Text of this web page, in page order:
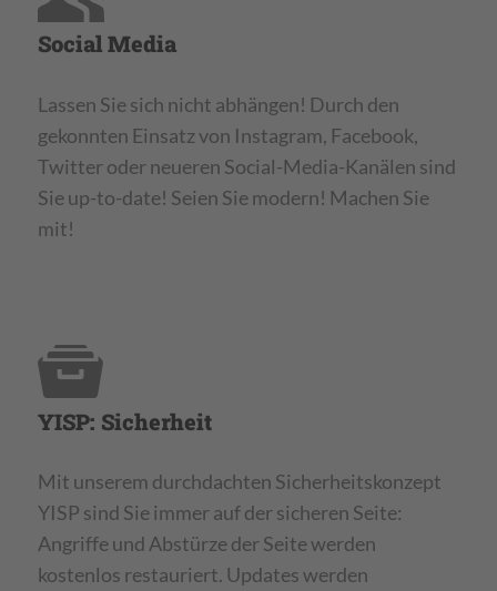
Social Media
Lassen Sie sich nicht abhängen! Durch den
gekonnten Einsatz von Instagram, Facebook,
Twitter oder neueren Social-Media-Kanälen sind
Sie up-to-date! Seien Sie modern! Machen Sie
mit!
YISP: Sicherheit
Mit unserem durchdachten Sicherheitskonzept
YISP sind Sie immer auf der sicheren Seite:
Angriffe und Abstürze der Seite werden
kostenlos restauriert. Updates werden